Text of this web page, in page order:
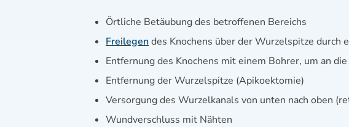
Örtliche Betäubung des betroffenen Bereichs
Freilegendes Knochens über der Wurzelspitze durch
Entfernung des Knochens mit einem Bohrer, um an
Entfernung der Wurzelspitze (Apikoektomie)
Versorgung des Wurzelkanals von unten nach oben
Wundverschluss mit Nähten